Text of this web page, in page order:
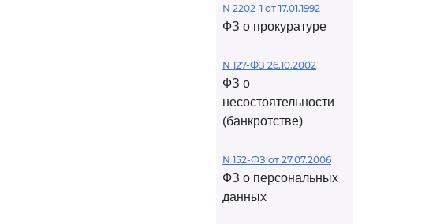
N 2202-1 от 17.01.1992
ФЗ о прокуратуре
N 127-ФЗ 26.10.2002
ФЗ о
несостоятельности
(банкротстве)
N 152-ФЗ от 27.07.2006
ФЗ о персональных
данных